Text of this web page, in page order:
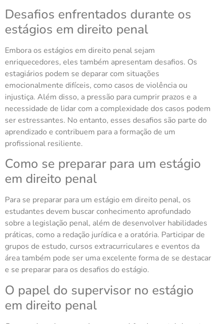
Desafios enfrentados durante os
estágios em direito penal
Embora os estágios em direito penal sejam
enriquecedores, eles também apresentam desafios. Os
estagiários podem se deparar com situações
emocionalmente difíceis, como casos de violência ou
injustiça. Além disso, a pressão para cumprir prazos e a
necessidade de lidar com a complexidade dos casos podem
ser estressantes. No entanto, esses desafios são parte do
aprendizado e contribuem para a formação de um
profissional resiliente.
Como se preparar para um estágio
em direito penal
Para se preparar para um estágio em direito penal, os
estudantes devem buscar conhecimento aprofundado
sobre a legislação penal, além de desenvolver habilidades
práticas, como a redação jurídica e a oratória. Participar de
grupos de estudo, cursos extracurriculares e eventos da
área também pode ser uma excelente forma de se destacar
e se preparar para os desafios do estágio.
O papel do supervisor no estágio
em direito penal